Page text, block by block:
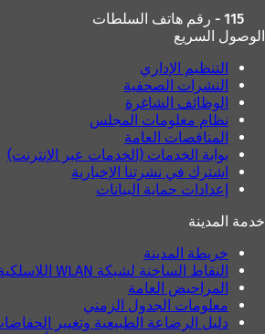
115 - رقم هاتف السلطات
الوصول السريع
التنظيم الإداري
النشرات الصحفية
الوظائف الشاغرة
نظام معلومات المجلس
المناقصات العامة
بوابة الخدمات (الخدمات عبر الإنترنت)
اشترك في نشرتنا الإخبارية
إعدادات حماية البيانات
خدمة المدينة
خريطة المدينة
النقاط الساخنة لشبكة WLAN اللاسلكية
المراحيض العامة
معلومات الجدول الزمني
دليل الرضاعة الطبيعية وتغيير